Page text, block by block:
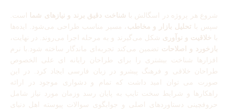
شروع هر پروژه در اسگالش با شناخت دقیق برند و نیازهای شما
است.
سپس با تحلیل بازار و مخاطب ، مسیر مناسب طراحی می‌شود. ایده‌ها
با خلاقیت و نوآوری شکل می‌گیرند و به مرحله اجرا می‌روند. در نهایت،
بازخورد و اصلاحات تضمین می‌کند تجربه‌ای ماندگار ساخته شود.​با نرم
افزارها شناخت بیشتری را برای طراحان رایانه ای علی الخصوص
طراحان خلاقی و فرهنگ پیشرو در زبان فارسی ایجاد کرد. در این
صورت می توان امید داشت که تمام و دشواری موجود در ارائه
راهکارها و شرایط سخت تایپ به پایان رسد وزمان مورد نیاز شامل
حروفچینی دستاوردهای اصلی و جوابگوی سوالات پیوسته اهل دنیای